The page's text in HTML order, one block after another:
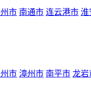
市 南通市 连云港市 淮
市 漳州市 南平市 龙岩